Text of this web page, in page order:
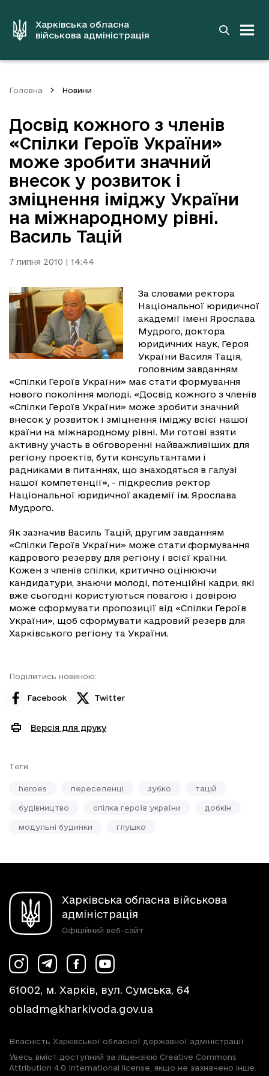
вмістуХарківська обласна
військова адміністрація
Головна Новини
Досвід кожного з членів
«Спілки Героїв України»
може зробити значний
внесок у розвиток і
зміцнення іміджу України
на міжнародному рівні.
Василь Тацій
7 липня 2010 | 14:44
За словами ректора
Національної юридичної
академії імені Ярослава
Мудрого, доктора
юридичних наук, Героя
України Василя Тація,
головним завданням
«Спілки Героїв України» має стати формування
нового покоління молоді. «Досвід кожного з членів
«Спілки Героїв України» може зробити значний
внесок у розвиток і зміцнення іміджу всієї нашої
країни на міжнародному рівні. Ми готові взяти
активну участь в обговоренні найважливіших для
регіону проектів, бути консультантами і
радниками в питаннях, що знаходяться в галузі
нашої компетенції», - підкреслив ректор
Національної юридичної академії ім. Ярослава
Мудрого.
Як зазначив Василь Тацій, другим завданням
«Спілки Героїв України» може стати формування
кадрового резерву для регіону і всієї країни.
Кожен з членів спілки, критично оцінюючи
кандидатури, знаючи молоді, потенційні кадри, які
вже сьогодні користуються повагою і довірою
може сформувати пропозиції від «Спілки Героїв
України», щоб сформувати кадровий резерв для
Харківського регіону та України.
Поділитись новиною:
Facebook Twitter
Версія для друку
Теги
heroes переселенці зубко тацій
будівництво спілка героїв україни добкін
модульні будинки глушко
Харківська обласна військова
адміністрація
Офіційний веб-сайт
61002, м. Харків, вул. Сумська, 64
obladm@kharkivoda.gov.ua
Власність Харківської обласної державної адміністрації
Увесь вміст доступний за ліцензією Creative Commons
Attribution 4.0 International license, якщо не зазначено інше.